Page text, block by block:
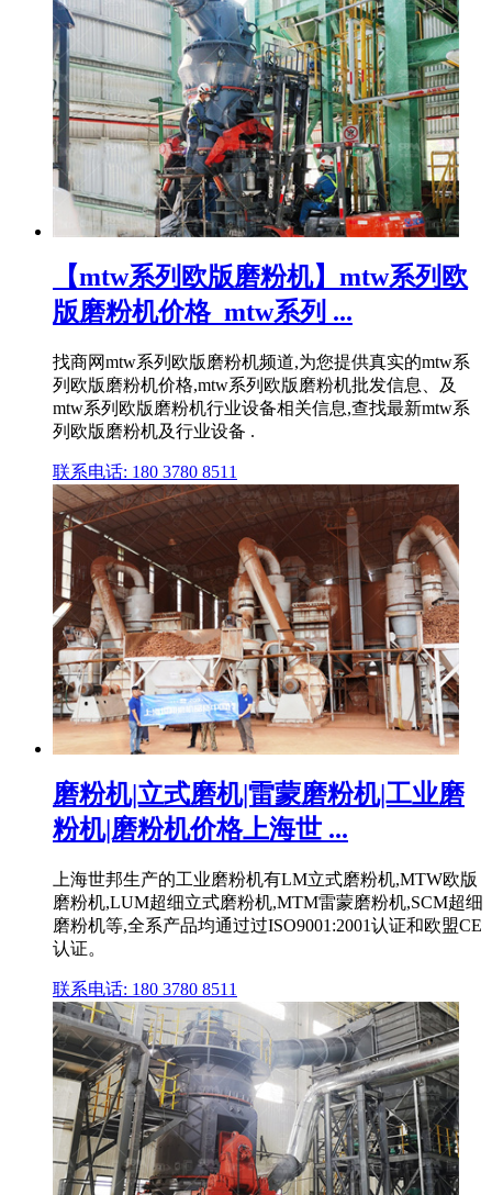
【mtw系列欧版磨粉机】mtw系列欧
版磨粉机价格_mtw系列 ...
找商网mtw系列欧版磨粉机频道,为您提供真实的mtw系
列欧版磨粉机价格,mtw系列欧版磨粉机批发信息、及
mtw系列欧版磨粉机行业设备相关信息,查找最新mtw系
列欧版磨粉机及行业设备 .
联系电话: 180 3780 8511
磨粉机|立式磨机|雷蒙磨粉机|工业磨
粉机|磨粉机价格上海世 ...
上海世邦生产的工业磨粉机有LM立式磨粉机,MTW欧版
磨粉机,LUM超细立式磨粉机,MTM雷蒙磨粉机,SCM超细
磨粉机等,全系产品均通过过ISO9001:2001认证和欧盟CE
认证。
联系电话: 180 3780 8511